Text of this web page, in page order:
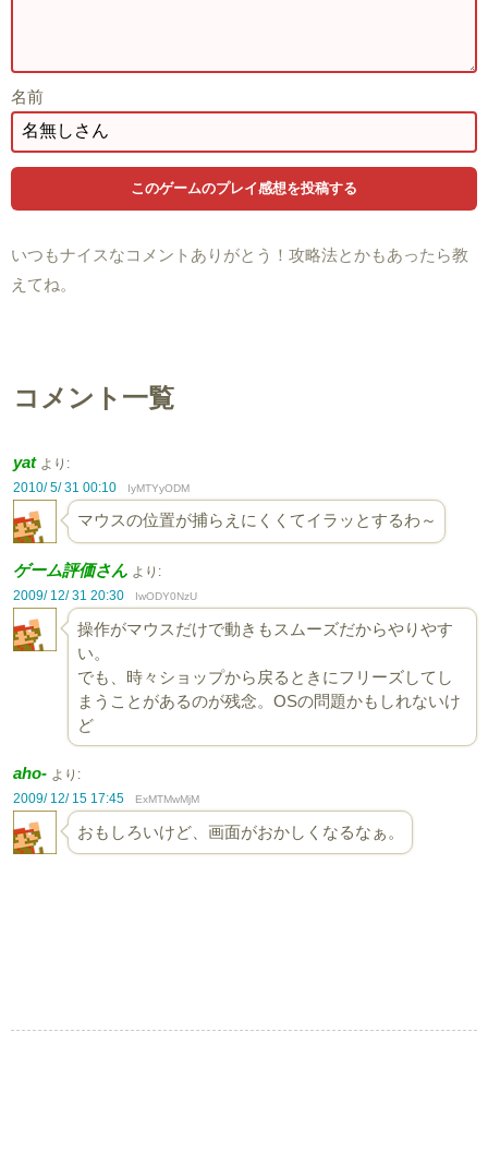
名前
いつもナイスなコメントありがとう！攻略法とかもあったら教
えてね。
コメント一覧
yat より:
2010/ 5/ 31 00:10
IyMTYyODM
マウスの位置が捕らえにくくてイラッとするわ～
ゲーム評価さん より:
2009/ 12/ 31 20:30
IwODY0NzU
操作がマウスだけで動きもスムーズだからやりやす
い。
でも、時々ショップから戻るときにフリーズしてし
まうことがあるのが残念。OSの問題かもしれないけ
ど
aho- より:
2009/ 12/ 15 17:45
ExMTMwMjM
おもしろいけど、画面がおかしくなるなぁ。